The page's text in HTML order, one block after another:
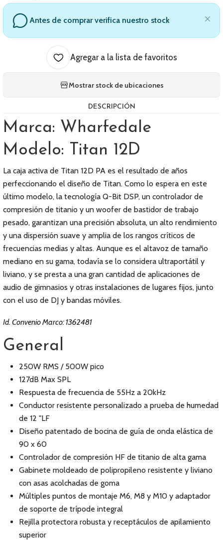
Antes de comprar verifica nuestro stock
Agregar a la lista de favoritos
Mostrar stock de ubicaciones
DESCRIPCIÓN
Marca: Wharfedale
Modelo: Titan 12D
La caja activa de Titan 12D PA es el resultado de años
perfeccionando el diseño de Titan. Como lo espera en este
último modelo, la tecnología Q-Bit DSP, un controlador de
compresión de titanio y un woofer de bastidor de trabajo
pesado, garantizan una precisión absoluta, un alto rendimiento
y una dispersión suave y amplia de los rangos críticos de
frecuencias medias y altas. Aunque es el altavoz de tamaño
mediano en su gama, todavía se lo considera ultraportátil y
liviano, y se presta a una gran cantidad de aplicaciones de
audio de gimnasios y otras instalaciones de lugares fijos, junto
con el uso de DJ y bandas móviles.
Id. Convenio Marco: 1362481
General
250W RMS / 500W pico
127dB Max SPL
Respuesta de frecuencia de 55Hz a 20kHz
Conductor resistente personalizado a prueba de humedad
de 12 "LF
Diseño patentado de bocina de guía de onda elástica de
90 x 60
Controlador de compresión HF de titanio de alta gama
Gabinete moldeado de polipropileno resistente y liviano
con asas acolchadas de goma
Múltiples puntos de montaje M6, M8 y M10 y adaptador
de soporte de trípode integral
Rejilla protectora robusta y receptáculos de apilamiento
superior